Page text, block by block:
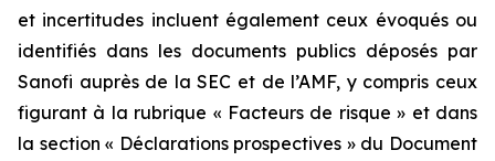
et incertitudes incluent également ceux évoqués ou
identifiés dans les documents publics déposés par
Sanofi auprès de la SEC et de l’AMF, y compris ceux
figurant à la rubrique « Facteurs de risque » et dans
la section « Déclarations prospectives » du Document